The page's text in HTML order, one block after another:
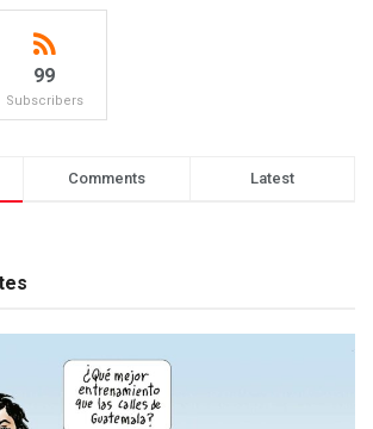
99
Subscribers
Comments Latest